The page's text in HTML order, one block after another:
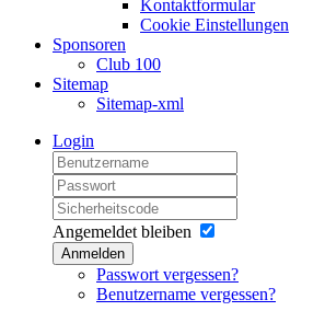
Kontaktformular
Cookie Einstellungen
Sponsoren
Club 100
Sitemap
Sitemap-xml
Login
Angemeldet bleiben
Anmelden
Passwort vergessen?
Benutzername vergessen?